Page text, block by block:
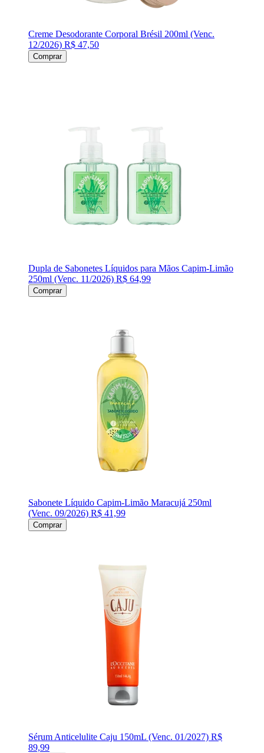
Creme Desodorante Corporal Brésil 200ml (Venc.
12/2026) R$ 47,50
Comprar
Dupla de Sabonetes Líquidos para Mãos Capim-Limão
250ml (Venc. 11/2026) R$ 64,99
Comprar
Sabonete Líquido Capim-Limão Maracujá 250ml
(Venc. 09/2026) R$ 41,99
Comprar
Sérum Anticelulite Caju 150mL (Venc. 01/2027) R$
89,99